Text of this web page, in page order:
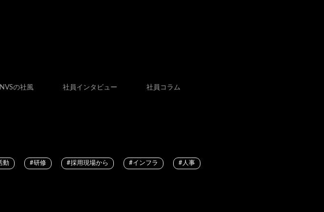
NVSの社風 社員インタビュー 社員コラム
動 #研修 #採用現場から #インフラ #人事